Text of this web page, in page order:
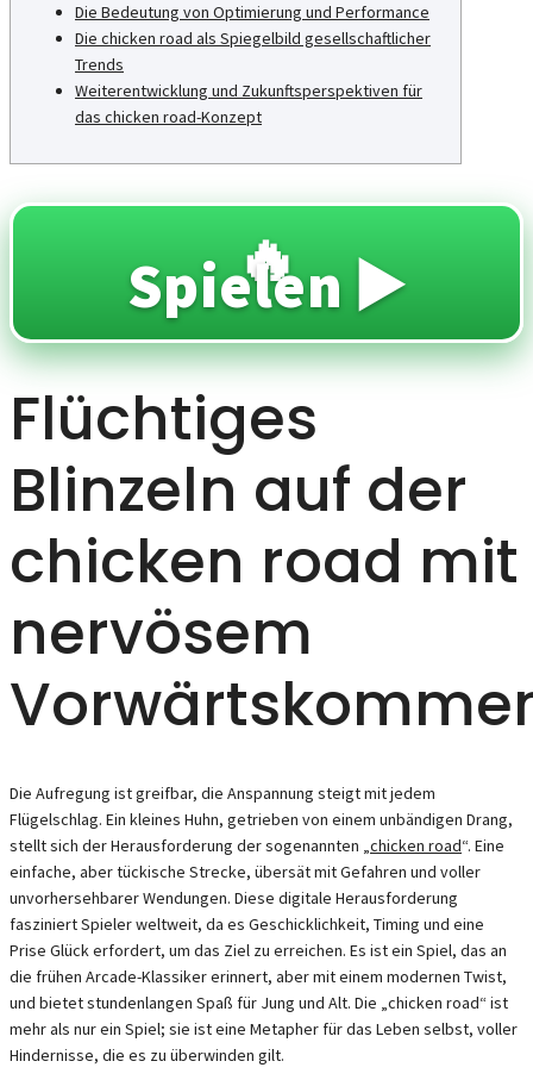
Die Bedeutung von Optimierung und Performance
Die chicken road als Spiegelbild gesellschaftlicher
Trends
Weiterentwicklung und Zukunftsperspektiven für
das chicken road-Konzept
🔥
Spielen ▶️
Flüchtiges
Blinzeln auf der
chicken road mit
nervösem
Die Aufregung ist greifbar, die Anspannung steigt mit jedem
Flügelschlag. Ein kleines Huhn, getrieben von einem unbändigen Drang,
stellt sich der Herausforderung der sogenannten „chicken road“. Eine
einfache, aber tückische Strecke, übersät mit Gefahren und voller
unvorhersehbarer Wendungen. Diese digitale Herausforderung
fasziniert Spieler weltweit, da es Geschicklichkeit, Timing und eine
Prise Glück erfordert, um das Ziel zu erreichen. Es ist ein Spiel, das an
die frühen Arcade-Klassiker erinnert, aber mit einem modernen Twist,
und bietet stundenlangen Spaß für Jung und Alt. Die „chicken road“ ist
mehr als nur ein Spiel; sie ist eine Metapher für das Leben selbst, voller
Hindernisse, die es zu überwinden gilt.